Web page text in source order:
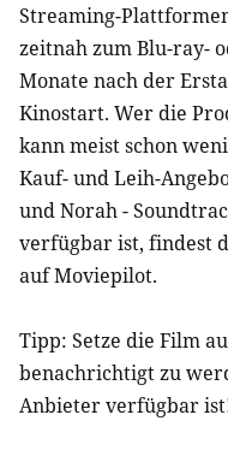
Streaming-
zeitnah zum Blu-ray-
Monate nach der
Kinostart. Wer die
kann meist schon
Kauf- und Leih-
und Norah -
verfügbar ist, findest
auf Moviepilot.
Tipp: Setze die Film
benachrichtigt zu
Anbieter verfügbar